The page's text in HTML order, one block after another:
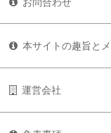
本サイトの趣旨と
運営会社